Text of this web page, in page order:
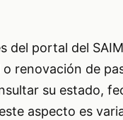
del portal del
renovación de
su estado,
aspecto es